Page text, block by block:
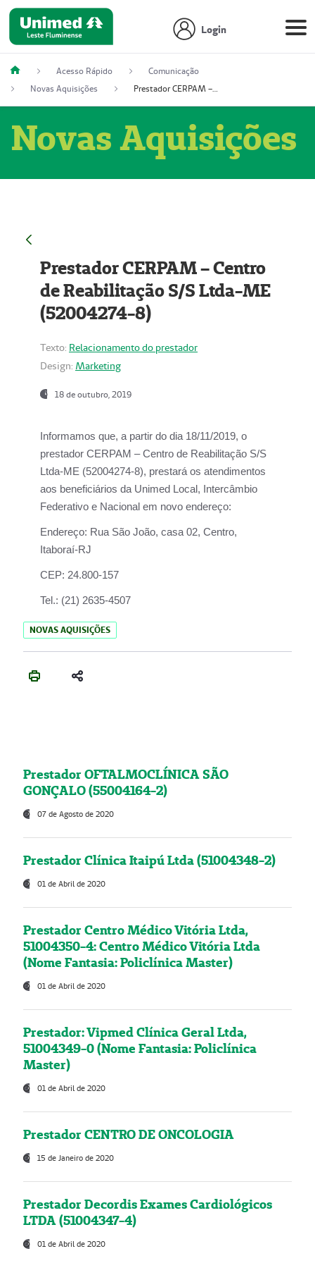
Login
Acesso Rápido
Comunicação
Novas Aquisições
Prestador CERPAM – Centro de Reabilitação S/S Ltda-ME (52004274-8)
Novas Aquisições
Prestador CERPAM – Centro
de Reabilitação S/S Ltda-ME
(52004274-8)
Texto: Relacionamento do prestador
Design: Marketing
18 de outubro, 2019
Informamos que, a partir do dia 18/11/2019, o
prestador CERPAM – Centro de Reabilitação S/S
Ltda-ME (52004274-8), prestará os atendimentos
aos beneficiários da Unimed Local, Intercâmbio
Federativo e Nacional em novo endereço:
Endereço: Rua São João, casa 02, Centro,
Itaboraí-RJ
CEP: 24.800-157
Tel.: (21) 2635-4507
NOVAS AQUISIÇÕES
Prestador OFTALMOCLÍNICA SÃO
GONÇALO (55004164-2)
07 de Agosto de 2020
Prestador Clínica Itaipú Ltda (51004348-2)
01 de Abril de 2020
Prestador Centro Médico Vitória Ltda,
51004350-4: Centro Médico Vitória Ltda
(Nome Fantasia: Policlínica Master)
01 de Abril de 2020
Prestador: Vipmed Clínica Geral Ltda,
51004349-0 (Nome Fantasia: Policlínica
Master)
01 de Abril de 2020
Prestador CENTRO DE ONCOLOGIA
15 de Janeiro de 2020
Prestador Decordis Exames Cardiológicos
LTDA (51004347-4)
01 de Abril de 2020